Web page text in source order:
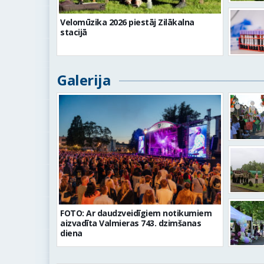
Velomūzika 2026 piestāj Zilākalna
stacijā
Galerija
FOTO: Ar daudzveidīgiem notikumiem
aizvadīta Valmieras 743. dzimšanas
diena